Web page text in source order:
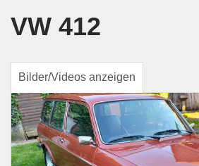
VW 412
Bilder/Videos anzeigen